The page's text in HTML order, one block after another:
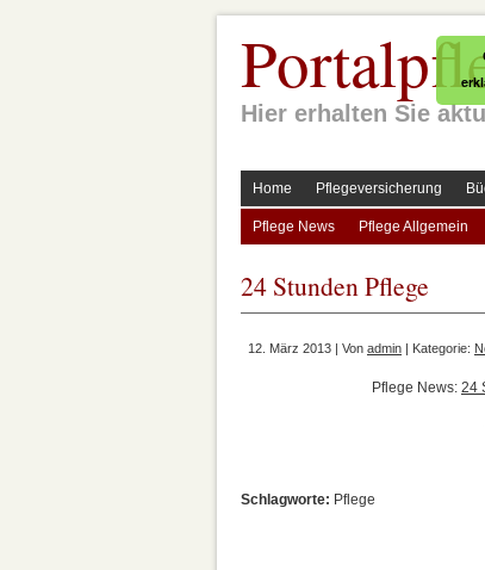
Hier erhalten Sie
Home Pflegeversicherung
Pflege News Pflege Allgemein
24 Stunden Pflege
12. März 2013 | Von admin | Kategorie:
Pflege News: 24
Schlagworte: Pflege